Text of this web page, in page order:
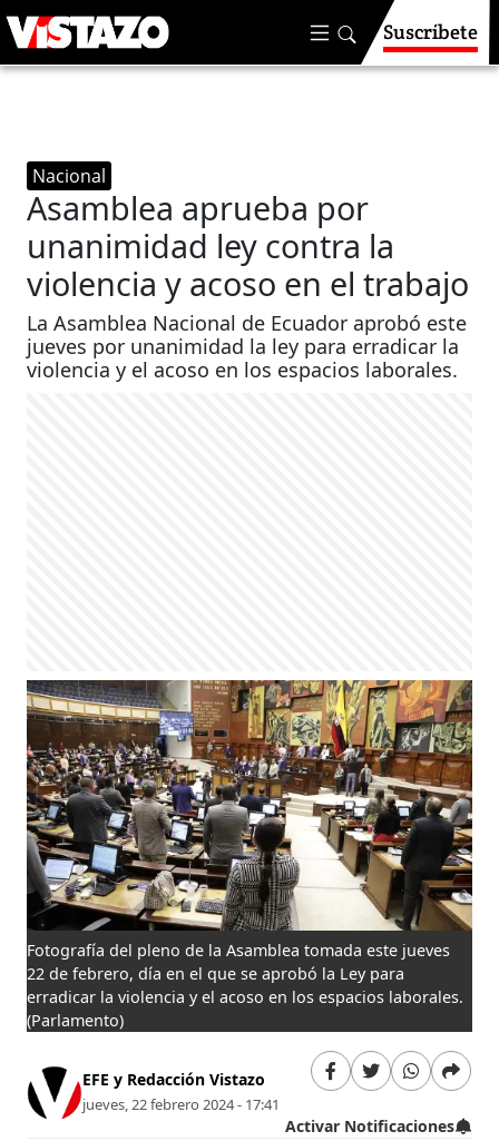
Suscríbete
Nacional
Asamblea aprueba por
unanimidad ley contra la
violencia y acoso en el trabajo
La Asamblea Nacional de Ecuador aprobó este
jueves por unanimidad la ley para erradicar la
violencia y el acoso en los espacios laborales.
Fotografía del pleno de la Asamblea tomada este jueves
22 de febrero, día en el que se aprobó la Ley para
erradicar la violencia y el acoso en los espacios laborales.
(Parlamento)
EFE y Redacción Vistazo
jueves, 22 febrero 2024 - 17:41
Activar Notificaciones